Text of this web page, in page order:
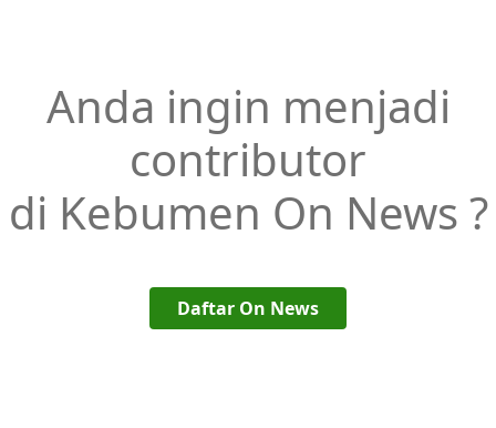
Anda ingin menjadi
contributor
di Kebumen On News ?
Daftar On News